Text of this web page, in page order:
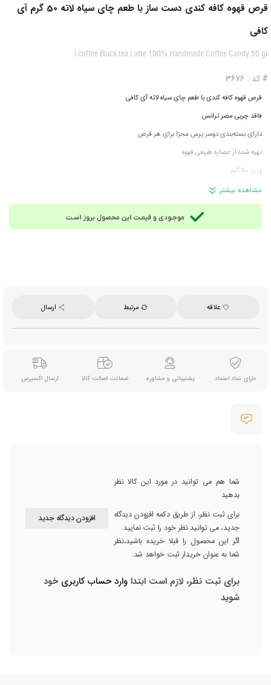
قرص قهوه کافه کندی دست ساز با طعم چای سیاه لاته 50 گرم آی
کافی
I coffee Black tea Latte 100% Handmade Coffee Candy 50 gr
# کد : 3676
قرص قهوه کافه کندی با طعم چای سیاه لاته آی کافی
فاقد چربی مضر ترانس
دارای بسته‌بندی دوسر پرس مجزا برای هر قرص
تهیه شده از عصاره طبیعی قهوه
وزن: 50 گرم
محصول نیوزلند
مشاهده بیشتر
علاقه مرتبط ارسال
دارای نماد اعتماد پشتیبانی و مشاوره ضمانت اصالت کالا ارسال اکسپرس
شما هم می توانید در مورد این کالا نظر
بدهید
برای ثبت نظر، از طریق دکمه افزودن دیدگاه
جدید، می توانید نظر خود را ثبت نمایید.
اگر این محصول را قبلا خریده باشید،نظر
شما به عنوان خریدار ثبت خواهد شد.
افزودن دیدگاه جدید
برای ثبت نظر، لازم است ابتدا وارد حساب کاربریخود
شوید